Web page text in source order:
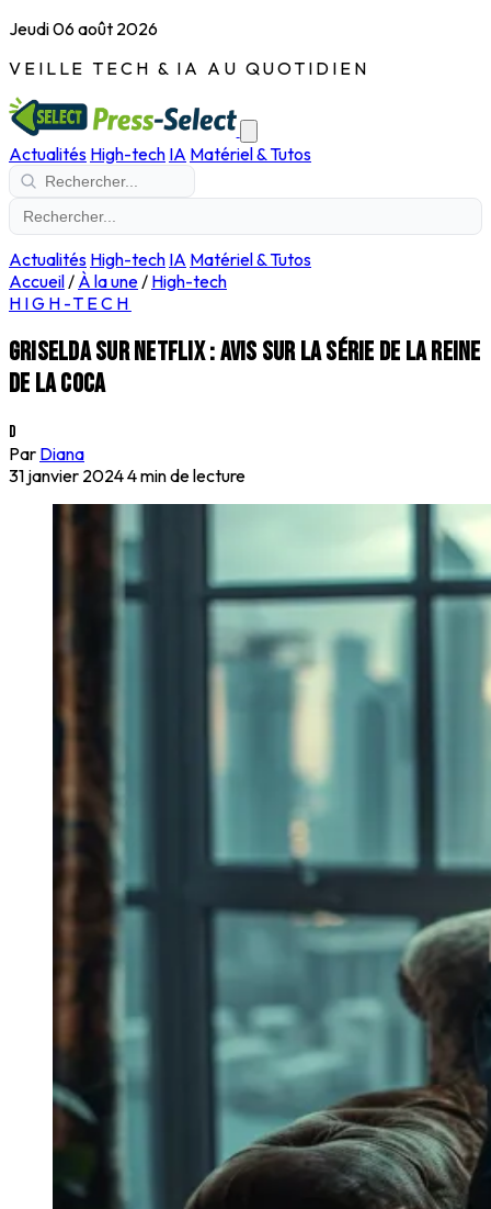
Jeudi 06 août 2026
VEILLE TECH & IA AU QUOTIDIEN
Actualités High-tech IA Matériel & Tutos
Actualités High-tech IA Matériel & Tutos
Accueil/ À la une/ High-tech
HIGH-TECH
Griselda sur Netflix : Avis sur la série de la reine
de la coca
D
Par Diana
31 janvier 20244 min de lecture